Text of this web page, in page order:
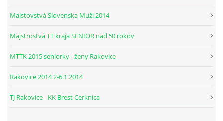
Majstovstvá Slovenska Muži 2014
Majstrostvá TT kraja SENIOR nad 50 rokov
MTTK 2015 seniorky - ženy Rakovice
Rakovice 2014 2-6.1.2014
TJ Rakovice - KK Brest Cerknica